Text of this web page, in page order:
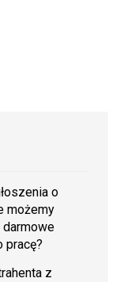
o
możemy
pracę?
z